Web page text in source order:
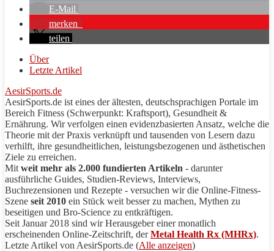
E-Mail
merken
teilen
Über
Letzte Artikel
AesirSports.de
AesirSports.de ist eines der ältesten, deutschsprachigen Portale im
Bereich Fitness (Schwerpunkt: Kraftsport), Gesundheit &
Ernährung. Wir verfolgen einen evidenzbasierten Ansatz, welche die
Theorie mit der Praxis verknüpft und tausenden von Lesern dazu
verhilft, ihre gesundheitlichen, leistungsbezogenen und ästhetischen
Ziele zu erreichen.
Mit weit mehr als 2.000 fundierten Artikeln - darunter
ausführliche Guides, Studien-Reviews, Interviews,
Buchrezensionen und Rezepte - versuchen wir die Online-Fitness-
Szene seit 2010 ein Stück weit besser zu machen, Mythen zu
beseitigen und Bro-Science zu entkräftigen.
Seit Januar 2018 sind wir Herausgeber einer monatlich
erscheinenden Online-Zeitschrift, derMetal Health Rx (MHRx).
Letzte Artikel von AesirSports.de (Alle anzeigen)